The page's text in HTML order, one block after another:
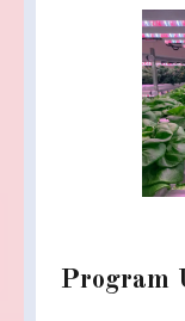
Program